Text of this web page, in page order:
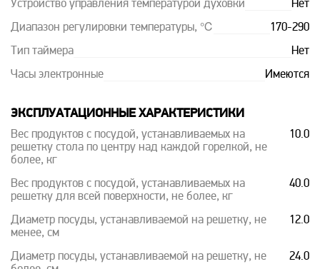
Устройство управления температурой духовки Нет
Диапазон регулировки температуры, ℃ 170-290
Тип таймера Нет
Часы электронные Имеются
ЭКСПЛУАТАЦИОННЫЕ ХАРАКТЕРИСТИКИ
Вес продуктов с посудой, устанавливаемых на
решетку стола по центру над каждой горелкой, не
более, кг
10.0
Вес продуктов с посудой, устанавливаемых на
решетку для всей поверхности, не более, кг
40.0
Диаметр посуды, устанавливаемой на решетку, не
менее, см
12.0
Диаметр посуды, устанавливаемой на решетку, не
24.0